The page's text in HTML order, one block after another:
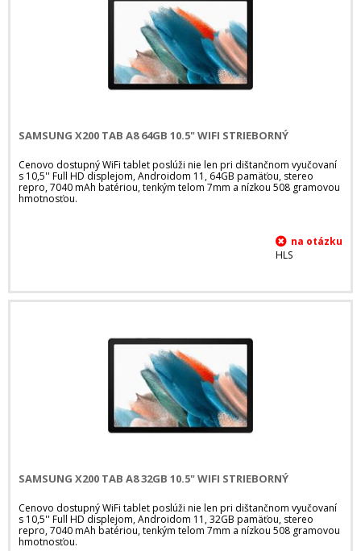
SAMSUNG X200 TAB A8 64GB 10.5" WIFI STRIEBORNÝ
Cenovo dostupný WiFi tablet poslúži nie len pri dištančnom vyučovaní
s 10,5'' Full HD displejom, Androidom 11, 64GB pamäťou, stereo
repro, 7040 mAh batériou, tenkým telom 7mm a nízkou 508 gramovou
hmotnosťou.
HLS
SAMSUNG X200 TAB A8 32GB 10.5" WIFI STRIEBORNÝ
Cenovo dostupný WiFi tablet poslúži nie len pri dištančnom vyučovaní
s 10,5'' Full HD displejom, Androidom 11, 32GB pamäťou, stereo
repro, 7040 mAh batériou, tenkým telom 7mm a nízkou 508 gramovou
hmotnosťou.